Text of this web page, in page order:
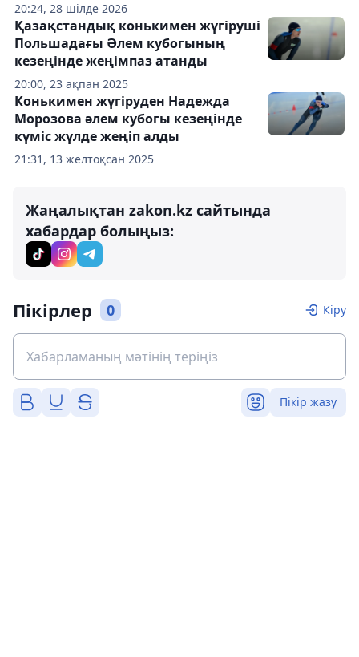
20:24, 28 шілде 2026
20:00, 23 ақпан 2025
Қазақстандық конькимен жүгіруші
Польшадағы Әлем кубогының
кезеңінде жеңімпаз атанды
21:31, 13 желтоқсан 2025
Конькимен жүгіруден Надежда
Морозова әлем кубогы кезеңінде
күміс жүлде жеңіп алды
Жаңалықтан zakon.kz сайтында
хабардар болыңыз:
Пікірлер 0 Кіру
Пікір жазу